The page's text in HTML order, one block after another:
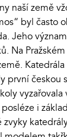
naší země
byl často
Jeho
Na
první českou
vyzařovala
i